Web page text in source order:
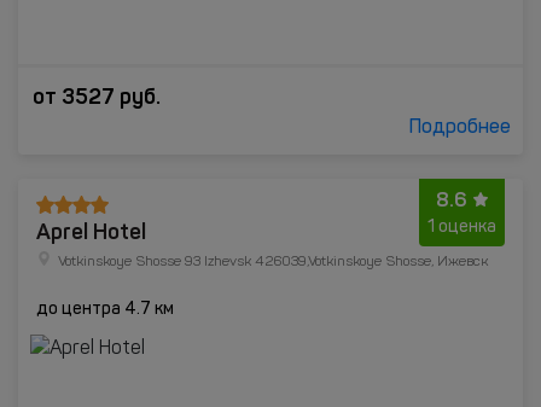
от 3527 руб.
Подробнее
8.6
1 оценка
Aprel Hotel
Votkinskoye Shosse 93 Izhevsk 426039,Votkinskoye Shosse, Ижевск
до центра 4.7 км